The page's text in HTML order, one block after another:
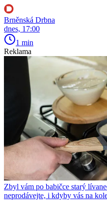
Brněnská Drbna
dnes, 17:00
1 min
Reklama
Zbyl vám po babičce starý
neprodávejte, i kdyby vás na